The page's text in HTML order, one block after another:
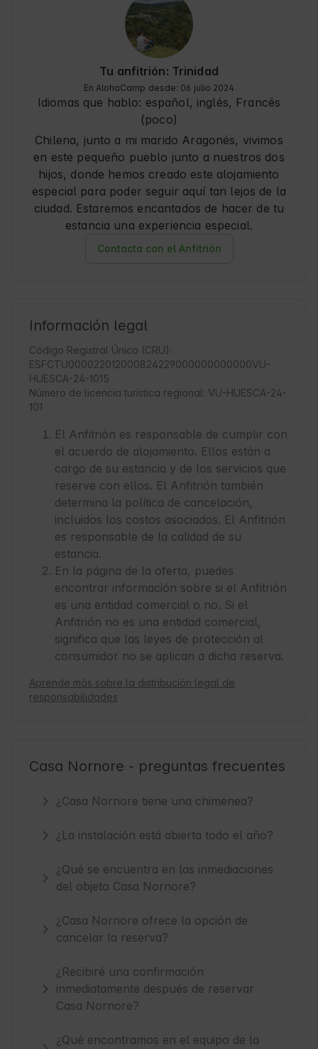
Tu anfitrión: Trinidad
En AlohaCamp desde: 06 julio 2024
Idiomas que hablo: español, inglés, Francés
(poco)
Chilena, junto a mi marido Aragonés, vivimos
en este pequeño pueblo junto a nuestros dos
hijos, donde hemos creado este alojamiento
especial para poder seguir aquí tan lejos de la
ciudad. Estaremos encantados de hacer de tu
estancia una experiencia especial.
Contacta con el Anfitrión
Información legal
Código Registral Único (CRU):
ESFCTU000022012000824229000000000000VU-
HUESCA-24-1015
Número de licencia turística regional: VU-HUESCA-24-
101
El Anfitrión es responsable de cumplir con
el acuerdo de alojamiento. Ellos están a
cargo de su estancia y de los servicios que
reserve con ellos. El Anfitrión también
determina la política de cancelación,
incluidos los costos asociados. El Anfitrión
es responsable de la calidad de su
estancia.
En la página de la oferta, puedes
encontrar información sobre si el Anfitrión
es una entidad comercial o no. Si el
Anfitrión no es una entidad comercial,
significa que las leyes de protección al
consumidor no se aplican a dicha reserva.
Aprende más sobre la distribución legal de
responsabilidades
Casa Nornore - preguntas frecuentes
¿Casa Nornore tiene una chimenea?
¿La instalación está abierta todo el año?
¿Qué se encuentra en las inmediaciones
del objeto Casa Nornore?
¿Casa Nornore ofrece la opción de
cancelar la reserva?
¿Recibiré una confirmación
inmediatamente después de reservar
Casa Nornore?
¿Qué encontramos en el equipo de la